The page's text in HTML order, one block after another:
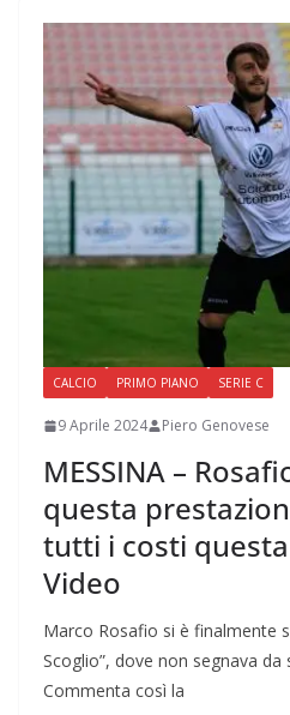
CALCIO PRIMO PIANO SERIE C
9 Aprile 2024 Piero Genovese
MESSINA –
questa
tutti i costi
Video
Marco Rosafio si è finalmente
Scoglio”, dove non segnava
Commenta così la